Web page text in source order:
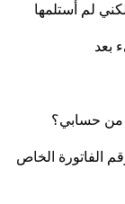
لم أستلمها
بعد
من حسابي؟
الفاتورة الخاص